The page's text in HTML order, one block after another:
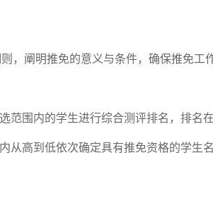
，阐明推免的意义与条件，确保推免工
范围内的学生进行综合测评排名，排名
从高到低依次确定具有推免资格的学生